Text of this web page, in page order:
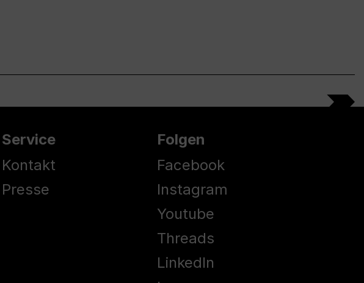
Service
Kontakt
Presse
Folgen
Facebook
Instagram
Youtube
Threads
LinkedIn